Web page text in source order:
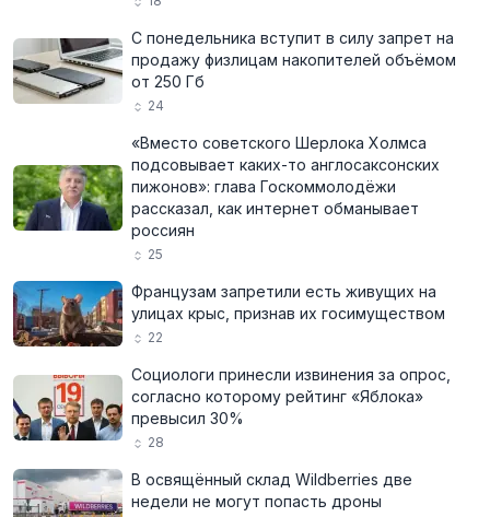
С понедельника вступит в силу запрет на
продажу физлицам накопителей объёмом
от 250 Гб
24
«Вместо советского Шерлока Холмса
подсовывает каких-то англосаксонских
пижонов»: глава Госкоммолодёжи
рассказал, как интернет обманывает
россиян
25
Французам запретили есть живущих на
улицах крыс, признав их госимуществом
22
Социологи принесли извинения за опрос,
согласно которому рейтинг «Яблока»
превысил 30%
28
В освящённый склад Wildberries две
недели не могут попасть дроны